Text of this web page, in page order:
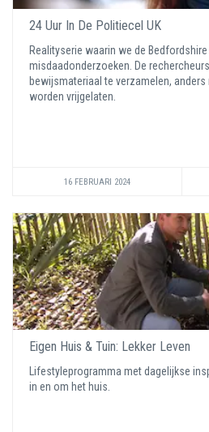
24 Uur In De Politiecel UK
Realityserie waarin we de
misdaadonderzoeken. De
bewijsmateriaal te verzamelen,
worden vrijgelaten.
16 FEBRUARI 2024
Eigen Huis & Tuin: Lekker Leven
Lifestyleprogramma met dagelijkse
in en om het huis.